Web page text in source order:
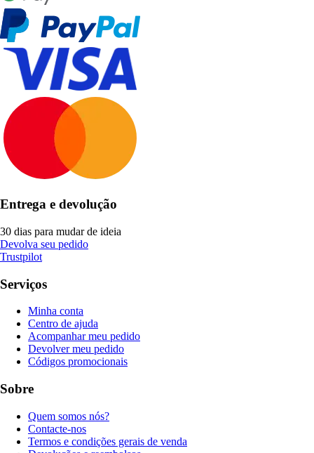
Entrega e devolução
30 dias para mudar de ideia
Devolva seu pedido
Trustpilot
Serviços
Minha conta
Centro de ajuda
Acompanhar meu pedido
Devolver meu pedido
Códigos promocionais
Sobre
Quem somos nós?
Contacte-nos
Termos e condições gerais de venda